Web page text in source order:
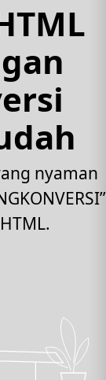
nyaman